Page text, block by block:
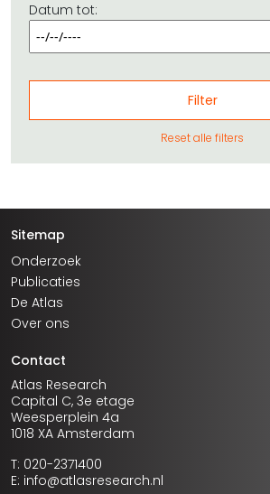
Datum tot:
Reset alle filters
Sitemap
Onderzoek
Publicaties
De Atlas
Over ons
Contact
Atlas Research
Capital C, 3e etage
Weesperplein 4a
1018 XA Amsterdam
T: 020-2371400
E: info@atlasresearch.nl